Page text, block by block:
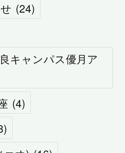
(24)
キャンパス優月ア
(4)
)